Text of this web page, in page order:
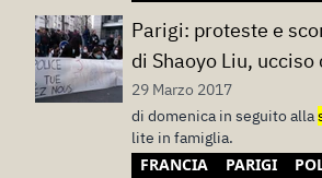
Parigi: proteste e
di Shaoyo Liu,
29 Marzo 2017
di domenica in seguito alla
lite in famiglia.
FRANCIA PARIGI